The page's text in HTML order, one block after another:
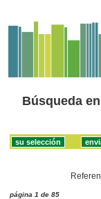
Búsqueda
página 1 de 85